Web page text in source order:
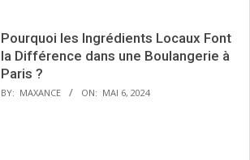
Pourquoi les Ingrédients Locaux Font
la Différence dans une Boulangerie à
Paris ?
BY: MAXANCE ON: MAI 6, 2024